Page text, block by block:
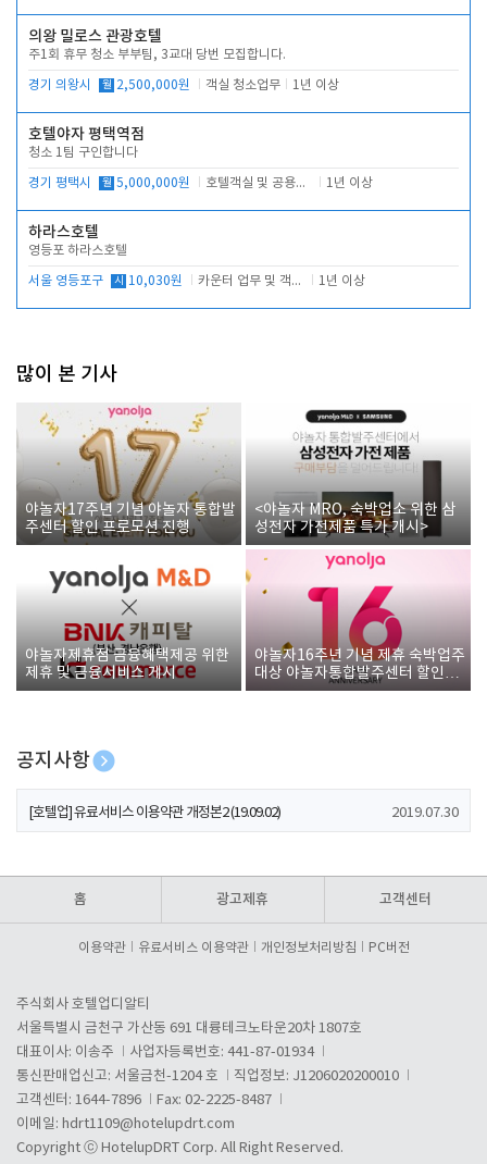
의왕 밀로스 관광호텔
주1회 휴무 청소 부부팀, 3교대 당번 모집합니다.
경기 의왕시 월 2,500,000원 객실 청소업무 1년 이상
호텔야자 평택역점
청소 1팀 구인합니다
경기 평택시 월 5,000,000원 호텔객실 및 공용시설 청소 관리 1년 이상
하라스호텔
영등포 하라스호텔
서울 영등포구 시 10,030원 카운터 업무 및 객실관리(청소상태 확인, 객실판매) 1년 이상
많이 본 기사
야놀자17주년 기념 야놀자 통합발
주센터 할인 프로모션 진행
<야놀자 MRO, 숙박업소 위한 삼
성전자 가전제품 특가 개시>
야놀자제휴점 금융혜택제공 위한
제휴 및 금융서비스 게시
야놀자16주년 기념 제휴 숙박업주
대상 야놀자통합발주센터 할인쿠
폰 증정
공지사항
[호텔업] 개인정보 처리방침 개정본1 (19.09.02)
[호텔업] 유료서비스 이용약관 개정본2 (19.09.02) 2019.07.30
홈 광고제휴 고객센터
이용약관 유료서비스 이용약관 개인정보처리방침 PC버전
주식회사 호텔업디알티
서울특별시 금천구 가산동 691 대륭테크노타운20차 1807호
대표이사: 이송주
사업자등록번호: 441-87-01934
통신판매업신고: 서울금천-1204 호
직업정보: J1206020200010
고객센터: 1644-7896
Fax: 02-2225-8487
이메일: hdrt1109@hotelupdrt.com
Copyright ⓒ HotelupDRT Corp. All Right Reserved.